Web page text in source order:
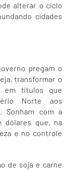
alterar o ciclo
cidades
pregam o
transformar o
em títulos que
Norte aos
Sonham com a
dólares que, na
e no controle
de soja e carne